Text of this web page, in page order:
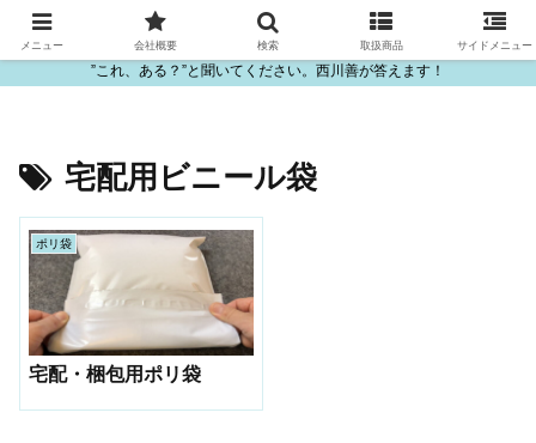
ビニール・プラスチック製品の卸販売は西川善
”これ、ある？”と聞いてください。西川善が答えます！
宅配用ビニール袋
ポリ袋
宅配・梱包用ポリ袋
メニュー 会社概要 検索 取扱商品 サイドメニュー